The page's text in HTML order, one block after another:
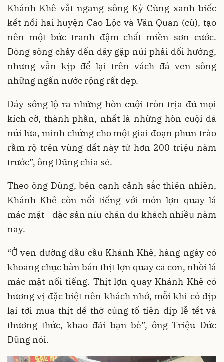
Khánh Khê vắt ngang sông Kỳ Cùng xanh biếc
kết nối hai huyện Cao Lộc và Văn Quan (cũ), tạo
nên một bức tranh đậm chất miền sơn cước.
Dòng sông chảy đến đây gặp núi phải đổi hướng,
nhưng vẫn kịp để lại trên vách đá ven sông
những ngấn nước rộng rất đẹp.
Đáy sông lộ ra những hòn cuội tròn trịa đủ mọi
kích cỡ, thành phần, nhất là những hòn cuội đá
núi lửa, minh chứng cho một giai đoạn phun trào
rầm rộ trên vùng đất này từ hơn 200 triệu năm
trước”, ông Dũng chia sẻ.
Theo ông Dũng, bên cạnh cảnh sắc thiên nhiên,
Khánh Khê còn nổi tiếng với món lợn quay lá
mác mật - đặc sản níu chân du khách nhiều năm
nay.
“Ở ven đường đầu cầu Khánh Khê, hàng ngày có
khoảng chục bàn bán thịt lợn quay cả con, nhồi lá
mác mật nổi tiếng. Thịt lợn quay Khánh Khê có
hương vị đặc biệt nên khách nhớ, mỗi khi có dịp
lại tới mua thịt để thờ cúng tổ tiên dịp lễ tết và
thưởng thức, khao đãi bạn bè”, ông Triệu Đức
Dũng nói.